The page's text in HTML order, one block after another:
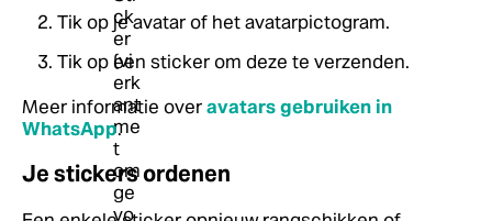
Tik op je avatar of het avatarpictogram.
Tik op een sticker om deze te verzenden.
Meer informatie overavatars gebruiken in
WhatsApp.
Je stickers ordenen